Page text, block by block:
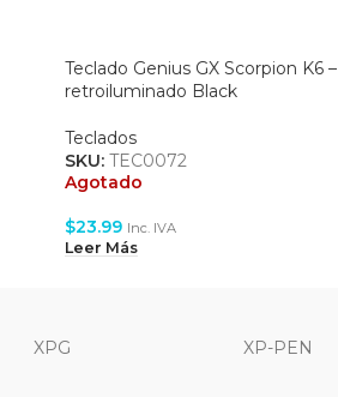
Teclado Genius GX Scorpion K6 –
retroiluminado Black
Teclados
SKU: TEC0072
Agotado
$23.99 Inc. IVA
Leer Más
XPG XP-PEN